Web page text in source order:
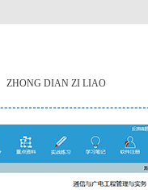
ZHONG DIAN ZI LIAO